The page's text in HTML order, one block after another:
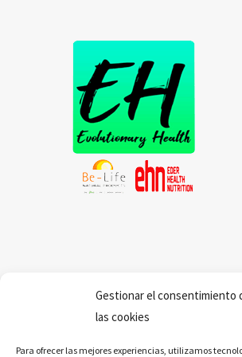
Gestionar el consentimiento
las cookies
Para ofrecer las mejores experiencias, utilizamos